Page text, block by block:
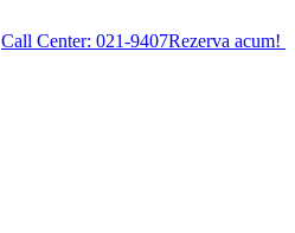
Call Center: 021-9407Rezerva acum!